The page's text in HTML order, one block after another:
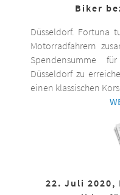
Biker
Düsseldorf. Fortuna
Motorradfahrern
Spendensumme
Düsseldorf zu
einen klassischen
22. Juli